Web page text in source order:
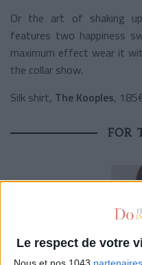
Le respect de votre
Or the art of shaking
features two happiness
maximum effect wear it
the collar show.
Silk shirt, The Kooples,
FOR